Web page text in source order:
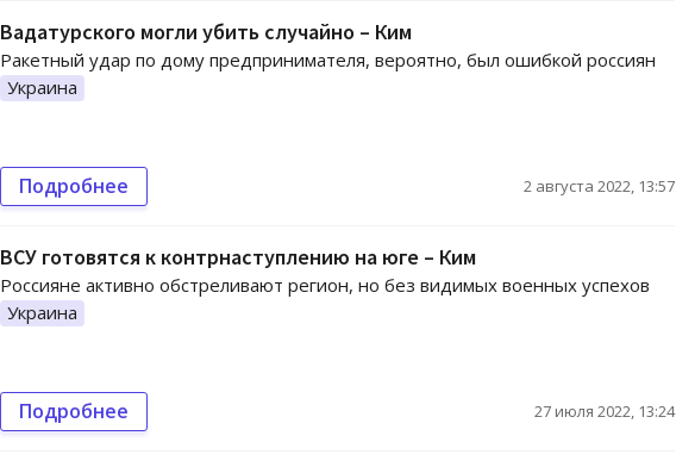
Вадатурского могли убить случайно – Ким
Ракетный удар по дому предпринимателя, вероятно, был ошибкой россиян
Украина
Подробнее 2 августа 2022, 13:57
ВСУ готовятся к контрнаступлению на юге – Ким
Россияне активно обстреливают регион, но без видимых военных успехов
Украина
Подробнее 27 июля 2022, 13:24